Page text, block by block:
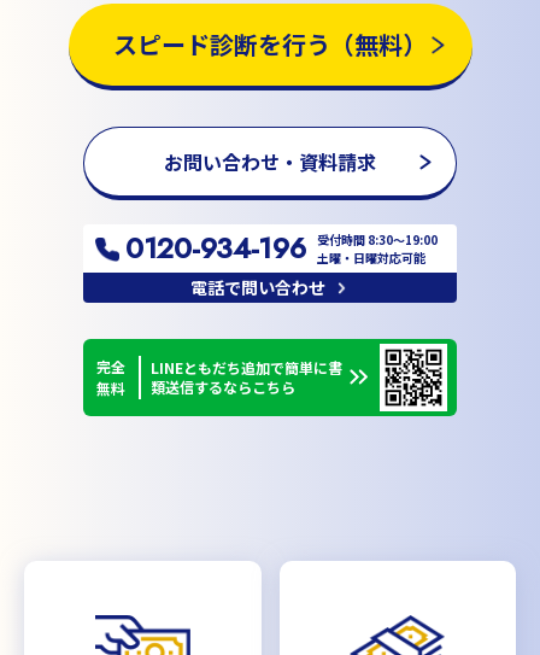
スピード診断を行う（無料）
お問い合わせ・資料請求
0120-934-196
受付時間 8:30〜19:00
土曜・日曜対応可能
電話で問い合わせ
完全
無料
LINEともだち追加で簡単に書
類送信するならこちら